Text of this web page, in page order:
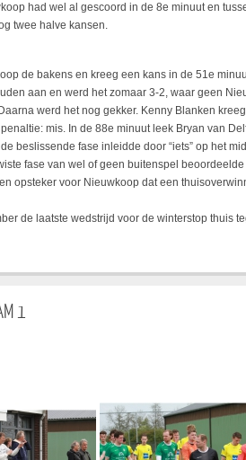
had wel al gescoord in de 8e minuut en
twee halve kansen.
de bakens en kreeg een kans in de 51e
aan en werd het zomaar 3-2, waar geen
werd het nog gekker. Kenny Blanken
mis. In de 88e minuut leek Bryan van
beslissende fase inleidde door “iets” op het
fase van wel of geen buitenspel
opsteker voor Nieuwkoop dat een
de laatste wedstrijd voor de winterstop thuis
1